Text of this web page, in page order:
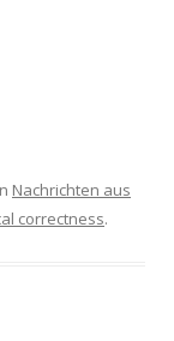
Nachrichten aus
correctness.